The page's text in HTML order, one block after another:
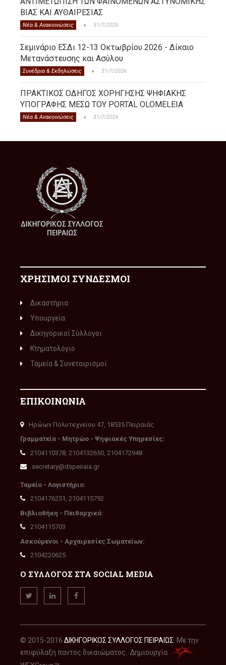
ΒΙΑΣ ΚΑΙ ΑΥΘΑΙΡΕΣΙΑΣ
Νέα & Ανακοινώσεις 31/7/2026
Σεμινάριο ΕΣΔι 12-13 Οκτωβρίου 2026 - Δίκαιο
Μετανάστευσης και Ασύλου
Συνέδρια & Εκδηλώσεις 31/7/2026
ΠΡΑΚΤΙΚΟΣ ΟΔΗΓΟΣ ΧΟΡΗΓΗΣΗΣ ΨΗΦΙΑΚΗΣ
ΥΠΟΓΡΑΦΗΣ ΜΕΣΩ ΤΟΥ PORTAL OLOMELEIA
Νέα & Ανακοινώσεις 31/7/2026
ΧΡΗΣΙΜΟΙ ΣΥΝΔΕΣΜΟΙ
Δικαστήρια
Υπουργεία
Δικηγορικοί Σύλλογοι
Κτηματολόγιο
Ταμεία & Συνεταιρισμοί
ΕΠΙΚΟΙΝΩΝΙΑ
Ηρώων Πολυτεχνείου 47, 18535 Πειραιάς
Γραμματεία - Μητρώο - Ψηφιακές Υπηρεσίες:
2104110378, 2104132650, 2104172948
secretary@dspeiraia.gr
Ταμείο - Λογιστήριο:
2104176251, 2104115792
Βιβλιοθήκη - Πειθαρχικό:
2104115703
Ασκούμενοι - Αρχαιρεσίες Σωματείων:
2104220625
Ο ΣΥΛΛΟΓΟΣ ΣΤΑ SOCIAL MEDIA
© 2015-2016 ΔΙΚΗΓΟΡΙΚΟΣ ΣΥΛΛΟΓΟΣ ΠΕΙΡΑΙΩΣ . Με την
επιφύλαξη παντός δικαιώματος. Δημιουργία